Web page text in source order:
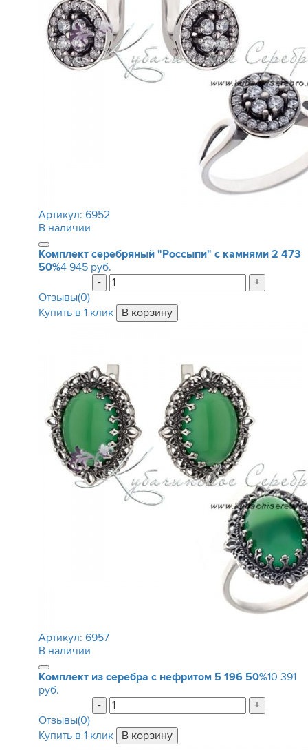
Артикул: 6952
В наличии
Комплект серебряный "Россыпи" с камнями 2 473
50%4 945 руб.
-
+
Отзывы(0)
Купить в 1 клик
Артикул: 6957
В наличии
Комплект из серебра с нефритом 5 196 50%10 391
руб.
-
+
Отзывы(0)
Купить в 1 клик